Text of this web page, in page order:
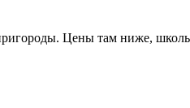
Цены там ниже,